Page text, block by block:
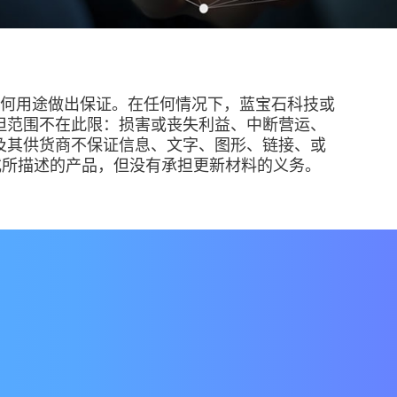
用途做出保证。在任何情况下，蓝宝石科技或
围不在此限：损害或丧失利益、中断营运、
供货商不保证信息、文字、图形、链接、或
描述的产品，但没有承担更新材料的义务。